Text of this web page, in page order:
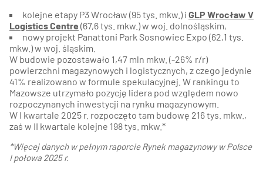
kolejne etapy P3 Wrocław (95 tys. mkw.) i GLP Wrocław V
Logistics Centre (67,6 tys. mkw.) w woj. dolnośląskim,
nowy projekt Panattoni Park Sosnowiec Expo (62,1 tys.
mkw.) w woj. śląskim.
W budowie pozostawało 1,47 mln mkw. (-26% r/r)
powierzchni magazynowych i logistycznych, z czego jedynie
41% realizowano w formule spekulacyjnej. W rankingu to
Mazowsze utrzymało pozycję lidera pod względem nowo
rozpoczynanych inwestycji na rynku magazynowym.
W I kwartale 2025 r. rozpoczęto tam budowę 216 tys. mkw.,
zaś w II kwartale kolejne 198 tys. mkw.*
*Więcej danych w pełnym raporcie Rynek magazynowy w Polsce
I połowa 2025 r.